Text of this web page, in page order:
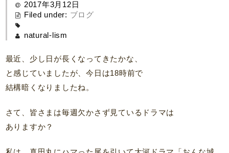
2017年3月12日
Filed under: ブログ
natural-lism
最近、少し日が長くなってきたかな、
と感じていましたが、今日は18時前で
結構暗くなりましたね。
さて、皆さまは毎週欠かさず見ているドラマは
ありますか？